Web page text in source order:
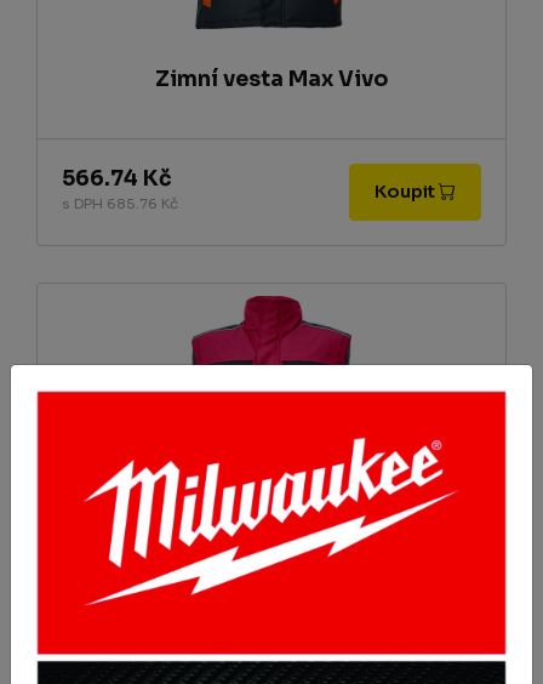
Zimní vesta Max Vivo
566.74 Kč
s DPH 685.76 Kč
Koupit
Zimní vesta Max Neo